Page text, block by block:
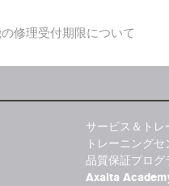
修理受付期限について
サービス＆トレ
トレーニングセ
品質保証プログ
Axalta